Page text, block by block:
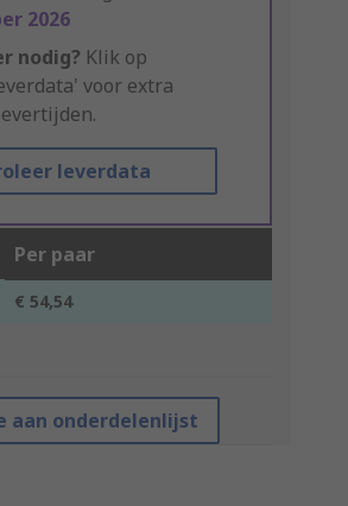
2026
nodig? Klik op
voor extra
leverdata
Per paar
€ 54,54
aan onderdelenlijst